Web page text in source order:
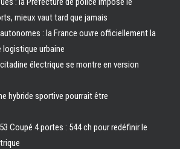
mieux vaut tard que jamais
: la France ouvre officiellement la
logistique urbaine
électrique se montre en version
hybride sportive pourrait être
Coupé 4 portes : 544 ch pour redéfinir le